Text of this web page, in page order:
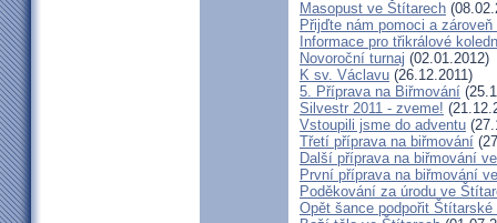
Masopust ve Štítarech
Přijďte nám pomoci a
Informace pro třikrálové
Novoroční turnaj (02.01.2012)
K sv. Václavu (26.12.2011)
5. Příprava na Biřmování
Silvestr 2011 - zveme!
Vstoupili jsme do adventu
Třetí příprava na biřmování
Další příprava na biřmování
První příprava na biřmování
Poděkování za úrodu ve
Opět šance podpořit Štítarské